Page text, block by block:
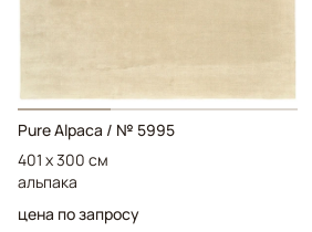
Pure Alpaca / № 5995
401 x 300 см
альпака
цена по запросу